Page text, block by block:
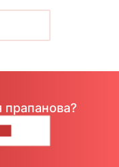
прапанова?